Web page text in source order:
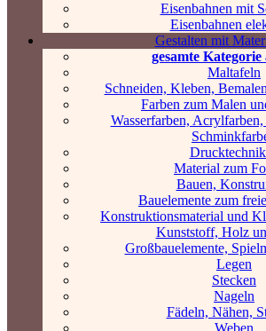
Eisenbahnen mit
Eisenbahnen
Gestalten mit
gesamte Kategorie
Maltafeln
Schneiden, Kleben,
Farben zum Malen
Wasserfarben,
Material zum
Bauen,
Bauelemente zum
Konstruktionsmaterial und
Kunststoff, Holz
Großbauelemente,
Legen
Stecken
Nageln
Fädeln, Nähen,
Weben